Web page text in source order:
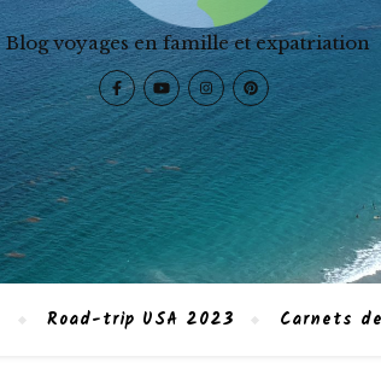
Blog voyages en famille et expatriation
Road-trip USA 2023 Carnets